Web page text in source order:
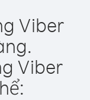
Viber
Viber